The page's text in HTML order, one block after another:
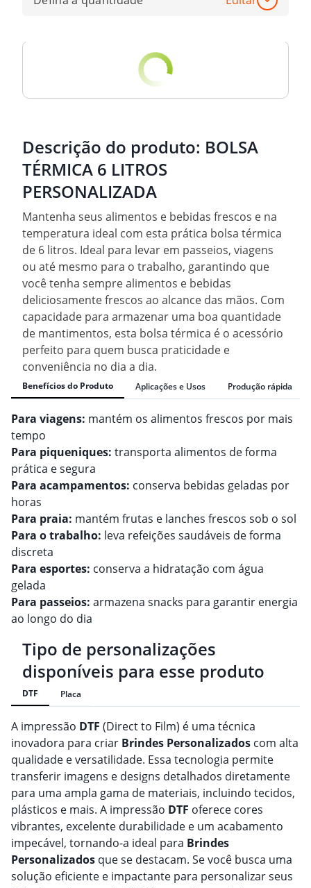
Descrição do produto: BOLSA
TÉRMICA 6 LITROS
PERSONALIZADA
Mantenha seus alimentos e bebidas frescos e na
temperatura ideal com esta prática bolsa térmica
de 6 litros. Ideal para levar em passeios, viagens
ou até mesmo para o trabalho, garantindo que
você tenha sempre alimentos e bebidas
deliciosamente frescos ao alcance das mãos. Com
capacidade para armazenar uma boa quantidade
de mantimentos, esta bolsa térmica é o acessório
perfeito para quem busca praticidade e
conveniência no dia a dia.
Benefícios do Produto Aplicações e Usos Produção rápida
Para viagens: mantém os alimentos frescos por mais
tempo
Para piqueniques: transporta alimentos de forma
prática e segura
Para acampamentos: conserva bebidas geladas por
horas
Para praia: mantém frutas e lanches frescos sob o sol
Para o trabalho: leva refeições saudáveis de forma
discreta
Para esportes: conserva a hidratação com água
gelada
Para passeios: armazena snacks para garantir energia
ao longo do dia
Tipo de personalizações
disponíveis para esse produto
DTF Placa
A impressão DTF (Direct to Film) é uma técnica
inovadora para criar Brindes Personalizados com alta
qualidade e versatilidade. Essa tecnologia permite
transferir imagens e designs detalhados diretamente
para uma ampla gama de materiais, incluindo tecidos,
plásticos e mais. A impressão DTF oferece cores
vibrantes, excelente durabilidade e um acabamento
impecável, tornando-a ideal para Brindes
Personalizados que se destacam. Se você busca uma
solução eficiente e impactante para personalizar seus